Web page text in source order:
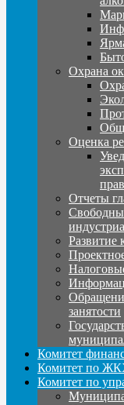
Охрана
Оценка
Отчеты
Развитие
занятости
Комитет
Комитет по
Комитет по